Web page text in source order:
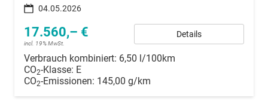
04.05.2026
17.560,– €
incl. 19% MwSt.
Details
Verbrauch kombiniert: 6,50 l/100km
CO2-Klasse: E
CO2-Emissionen: 145,00 g/km